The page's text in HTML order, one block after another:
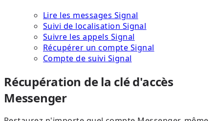
Lire les messages Signal
Suivi de localisation Signal
Suivre les appels Signal
Récupérer un compte Signal
Compte de suivi Signal
Récupération de la clé d'accès
Messenger